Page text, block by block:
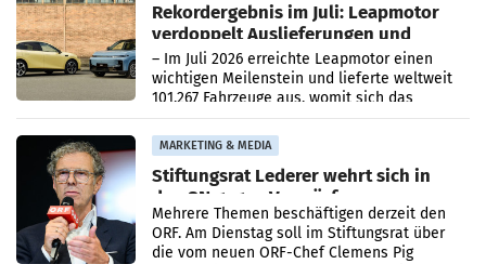
Rekordergebnis im Juli: Leapmotor
verdoppelt Auslieferungen und
überschreitet die 100.000er-Marke
– Im Juli 2026 erreichte Leapmotor einen
wichtigen Meilenstein und lieferte weltweit
101.267 Fahrzeuge aus, womit sich das
Ergebnis gegenüber Juli 2025 mehr als
verdoppelte (+102
MARKETING & MEDIA
Stiftungsrat Lederer wehrt sich in
den SN gegen Vorwürfe
Mehrere Themen beschäftigen derzeit den
ORF. Am Dienstag soll im Stiftungsrat über
die vom neuen ORF-Chef Clemens Pig